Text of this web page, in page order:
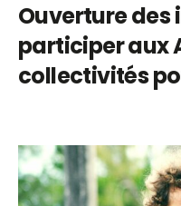
Ouverture des
participer aux
collectivités